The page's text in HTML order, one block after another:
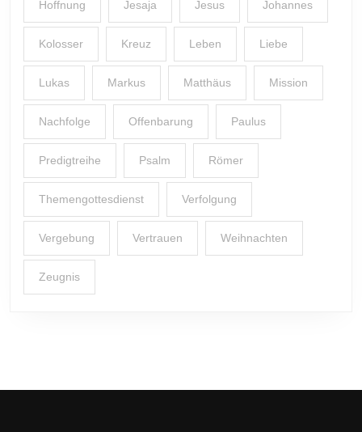
Hoffnung Jesaja Jesus Johannes
Kolosser Kreuz Leben Liebe
Lukas Markus Matthäus Mission
Nachfolge Offenbarung Paulus
Predigtreihe Psalm Römer
Themengottesdienst Verfolgung
Vergebung Vertrauen Weihnachten
Zeugnis